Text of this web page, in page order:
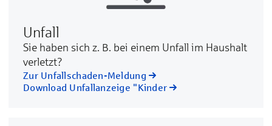
Unfall
Sie ha­ben sich z. B. bei ei­nem Un­fall im Haus­halt
ver­letzt?
Zur Unfallschaden-Meldung
Download Unfallanzeige "Kinder